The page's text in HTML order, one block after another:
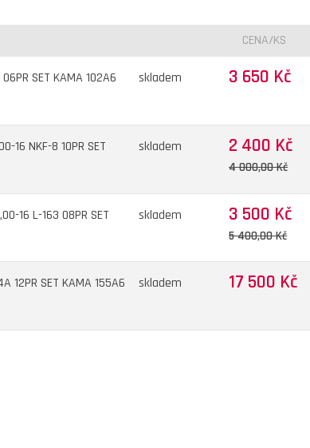
CENA/KS
SET KAMA 102A6 skladem 3 650 Kč
16 NKF-8 10PR SET
skladem 2 400 Kč
4 000,00 Kč
16 L-163 08PR SET
skladem 3 500 Kč
5 400,00 Kč
12PR SET KAMA 155A6 skladem 17 500 Kč